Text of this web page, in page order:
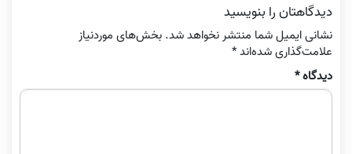
دیدگاهتان را بنویسید
نشانی ایمیل شما منتشر نخواهد شد. بخش‌های موردنیاز
علامت‌گذاری شده‌اند*
دیدگاه*